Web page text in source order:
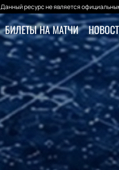
Данный ресурс не является
БИЛЕТЫ НА МАТЧИ